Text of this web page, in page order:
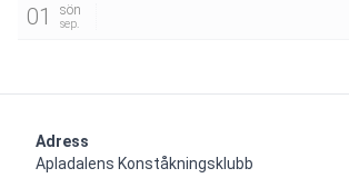
01 sön
sep.
Adress
Apladalens Konståkningsklubb